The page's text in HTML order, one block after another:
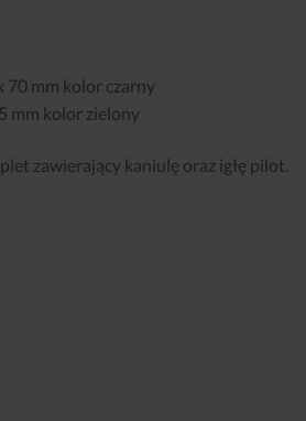
70 mm kolor czarny
mm kolor zielony
zawierający kaniulę oraz igłę pilot.